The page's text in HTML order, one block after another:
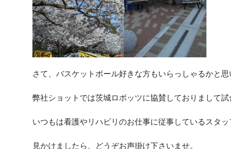
さて、バスケットボール好きな方もいらっしゃるかと思
弊社ショットでは茨城ロボッツに協賛しておりまして試
いつもは看護やリハビリのお仕事に従事しているスタッ
見かけましたら、どうぞお声掛け下さいませ。